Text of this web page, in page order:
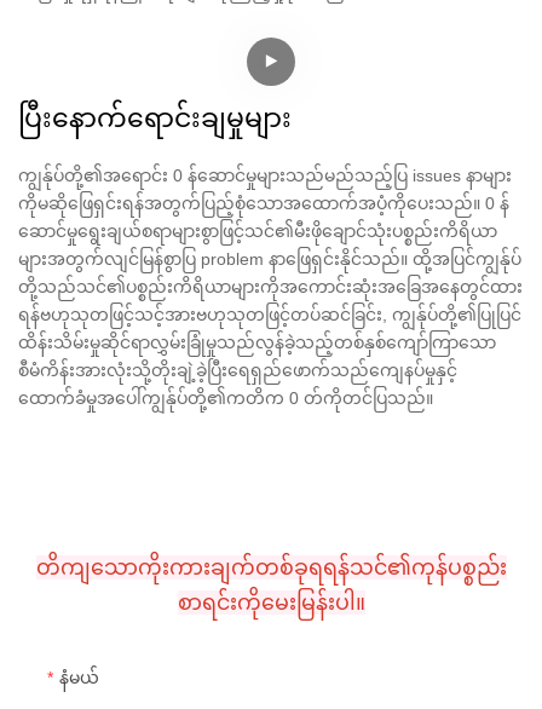
ပြီးနောက်ရောင်းချမှုများ
ကျွန်ုပ်တို့၏အရောင်း 0 န်ဆောင်မှုများသည်မည်သည့်ပြ issues နာများ
ကိုမဆိုဖြေရှင်းရန်အတွက်ပြည့်စုံသောအထောက်အပံ့ကိုပေးသည်။ 0 န်
ဆောင်မှုရွေးချယ်စရာများစွာဖြင့်သင်၏မီးဖိုချောင်သုံးပစ္စည်းကိရိယာ
များအတွက်လျင်မြန်စွာပြ problem နာဖြေရှင်းနိုင်သည်။ ထို့အပြင်ကျွန်ုပ်
တို့သည်သင်၏ပစ္စည်းကိရိယာများကိုအကောင်းဆုံးအခြေအနေတွင်ထား
ရန်ဗဟုသုတဖြင့်သင့်အားဗဟုသုတဖြင့်တပ်ဆင်ခြင်း, ကျွန်ုပ်တို့၏ပြုပြင်
ထိန်းသိမ်းမှုဆိုင်ရာလွှမ်းခြုံမှုသည်လွန်ခဲ့သည့်တစ်နှစ်ကျော်ကြာသော
စီမံကိန်းအားလုံးသို့တိုးချဲ့ခဲ့ပြီးရေရှည်ဖောက်သည်ကျေနပ်မှုနှင့်
ထောက်ခံမှုအပေါ်ကျွန်ုပ်တို့၏ကတိက 0 တ်ကိုတင်ပြသည်။
တိကျသောကိုးကားချက်တစ်ခုရရန်သင်၏ကုန်ပစ္စည်း
စာရင်းကိုမေးမြန်းပါ။
နံမယ်